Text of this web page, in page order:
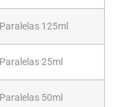
125ml
25ml
50ml